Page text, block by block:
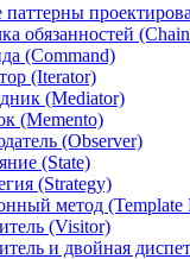
паттерны
обязанностей
(Command)
(Iterator)
(Mediator)
(Memento)
(Observer)
(State)
(Strategy)
метод (Template
(Visitor)
и двойная